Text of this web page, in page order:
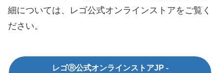
細については、レゴ公式オンラインストアをご覧く
ださい。
レゴⓇ公式オンラインストアJP -